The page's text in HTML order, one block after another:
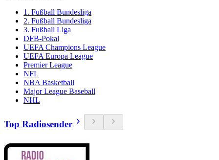
1. Fußball Bundesliga
2. Fußball Bundesliga
3. Fußball Liga
DFB-Pokal
UEFA Champions League
UEFA Europa League
Premier League
NFL
NBA Basketball
Major League Baseball
NHL
Top Radiosender